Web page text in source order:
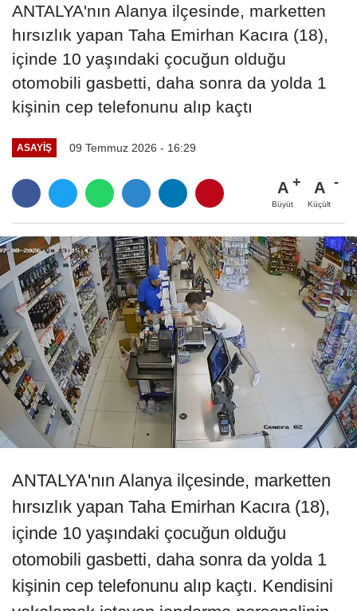
ANTALYA'nın Alanya ilçesinde, marketten
hırsızlık yapan Taha Emirhan Kacıra (18),
içinde 10 yaşındaki çocuğun olduğu
otomobili gasbetti, daha sonra da yolda 1
kişinin cep telefonunu alıp kaçtı
ASAYIŞ 09 Temmuz 2026 - 16:29
A
Büyüt
A
Küçült
ANTALYA'nın Alanya ilçesinde, marketten
hırsızlık yapan Taha Emirhan Kacıra (18),
içinde 10 yaşındaki çocuğun olduğu
otomobili gasbetti, daha sonra da yolda 1
kişinin cep telefonunu alıp kaçtı. Kendisini